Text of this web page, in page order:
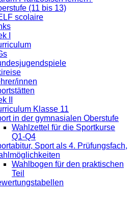
(11 bis 13)
scolaire
I
innen
II
Klasse 11
in der gymnasialen Oberstufe
Wahlzettel für die Sportkurse
Q1-Q4
Sport als 4. Prüfungsfach,
Wahlbogen für den praktischen
Teil